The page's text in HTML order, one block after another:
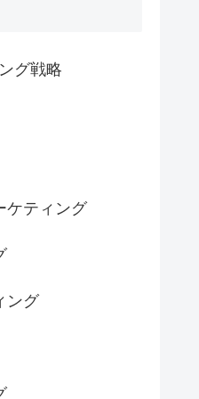
グ戦略
ケティング
ング